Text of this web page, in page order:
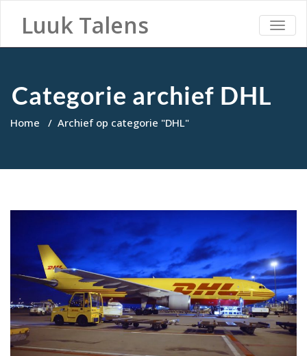
Luuk Talens
Categorie archief DHL
Home / Archief op categorie "DHL"